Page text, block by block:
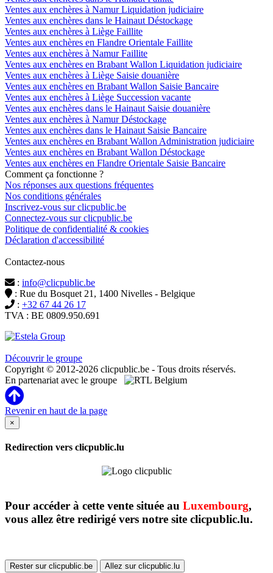
Ventes aux enchères à Namur Liquidation judiciaire
Ventes aux enchères dans le Hainaut Déstockage
Ventes aux enchères à Liège Faillite
Ventes aux enchères en Flandre Orientale Faillite
Ventes aux enchères à Namur Faillite
Ventes aux enchères en Brabant Wallon Liquidation judiciaire
Ventes aux enchères à Liège Saisie douanière
Ventes aux enchères en Brabant Wallon Saisie Bancaire
Ventes aux enchères à Liège Succession vacante
Ventes aux enchères dans le Hainaut Saisie douanière
Ventes aux enchères à Namur Déstockage
Ventes aux enchères dans le Hainaut Saisie Bancaire
Ventes aux enchères en Brabant Wallon Administration judiciaire
Ventes aux enchères en Brabant Wallon Déstockage
Ventes aux enchères en Flandre Orientale Saisie Bancaire
Comment ça fonctionne ?
Nos réponses aux questions fréquentes
Nos conditions générales
Inscrivez-vous sur clicpublic.be
Connectez-vous sur clicpublic.be
Politique de confidentialité & cookies
Déclaration d'accessibilité
Contactez-nous
: info@clicpublic.be
: Rue du Bosquet 21, 1400 Nivelles - Belgique
: +32 67 44 26 17
TVA : BE 0809.950.691
Découvrir le groupe
Copyright © 2012-2026 clicpublic.be - Tous droits réservés.
En partenariat avec le groupe
Revenir en haut de la page
×
Redirection vers clicpublic.lu
Pour accéder à cette vente située au Luxembourg,
vous allez être redirigé vers notre site clicpublic.lu.
Rester sur clicpublic.be Allez sur clicpublic.lu